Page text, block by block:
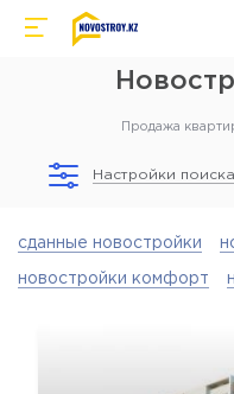
Продажа
Настройки поиска
сданные новостройки
новостройки комфорт